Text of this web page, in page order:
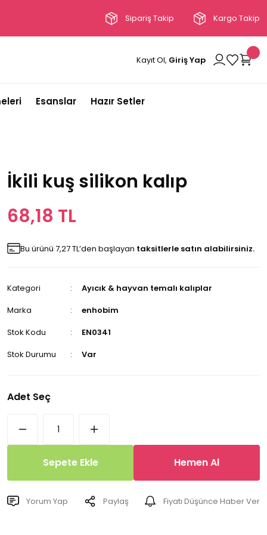
Sipariş Takip Kargo Takip
Kayıt Ol, Giriş Yap
Esanslar Hazır Setler
İkili kuş silikon kalıp
68,18 TL
Bu ürünü 7,27 TL’den başlayan taksitlerle satın alabilirsiniz.
Kategori
Ayıcık & hayvan temalı kalıplar
Marka
enhobim
Stok Kodu
EN0341
Stok Durumu
Var
Adet Seç
Sepete Ekle Hemen Al
Yorum Yap Paylaş Fiyatı Düşünce Haber Ver